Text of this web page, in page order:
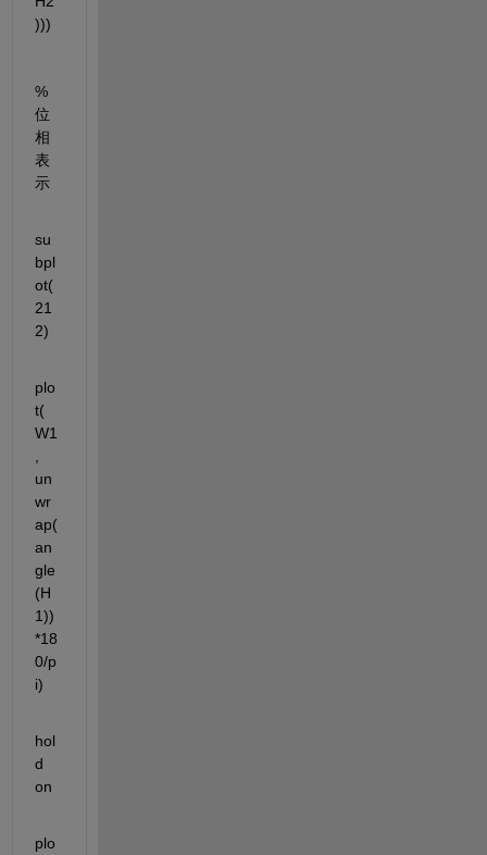
)))
%
位
相
表
示
su
bpl
ot(
21
2)
plo
t(
W1
un
wr
ap(
an
gle
(H
1))
*18
0/p
i)
hol
d
on
plo